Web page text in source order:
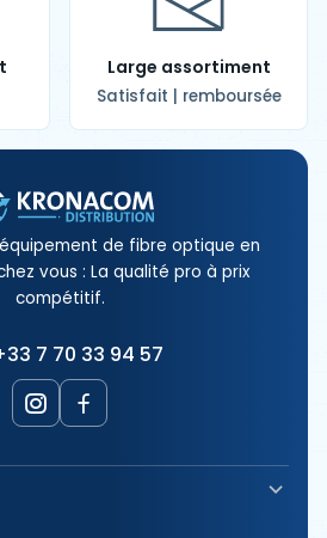
Large assortiment
Satisfait | remboursée
de fibre optique en
vous : La qualité pro à prix
compétitif.
7 70 33 94 57